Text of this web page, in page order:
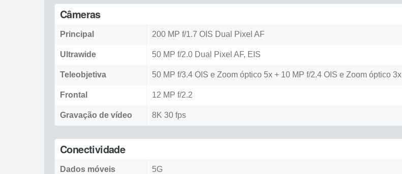
Câmeras
Principal 200 MP f/1.7 OIS Dual Pixel AF
Ultrawide 50 MP f/2.0 Dual Pixel AF, EIS
Teleobjetiva 50 MP f/3.4 OIS e Zoom óptico 5x + 10 MP f/2.4 OIS e Zoom óptico 3x
Frontal 12 MP f/2.2
Gravação de vídeo 8K 30 fps
Conectividade
Dados móveis 5G